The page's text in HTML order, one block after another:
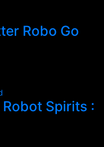
Robo Go
Spirits :